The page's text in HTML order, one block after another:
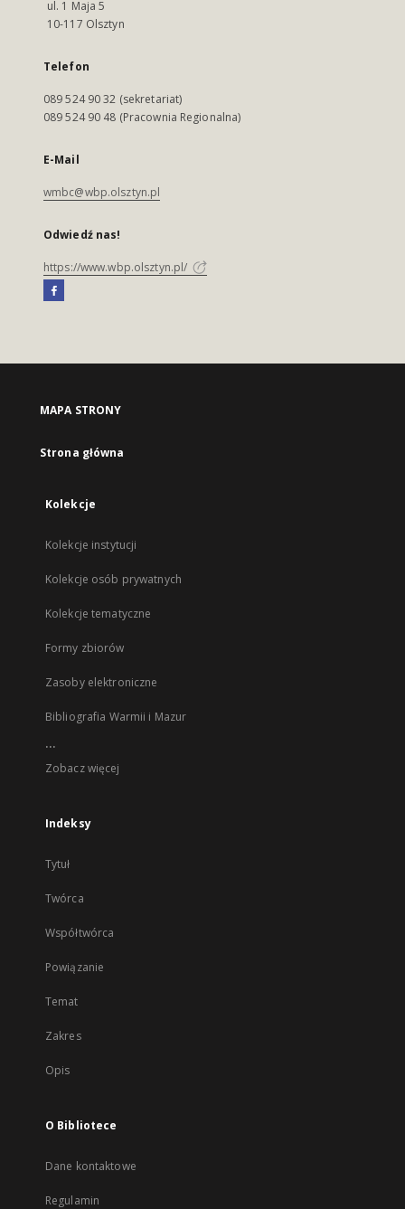
ul. 1 Maja 5
10-117 Olsztyn
Telefon
089 524 90 32 (sekretariat)
089 524 90 48 (Pracownia Regionalna)
E-Mail
wmbc@wbp.olsztyn.pl
Odwiedź nas!
https://www.wbp.olsztyn.pl/
MAPA STRONY
Strona główna
Kolekcje
Kolekcje instytucji
Kolekcje osób prywatnych
Kolekcje tematyczne
Formy zbiorów
Zasoby elektroniczne
Bibliografia Warmii i Mazur
...
Zobacz więcej
Indeksy
Tytuł
Twórca
Współtwórca
Powiązanie
Temat
Zakres
Opis
O Bibliotece
Dane kontaktowe
Regulamin